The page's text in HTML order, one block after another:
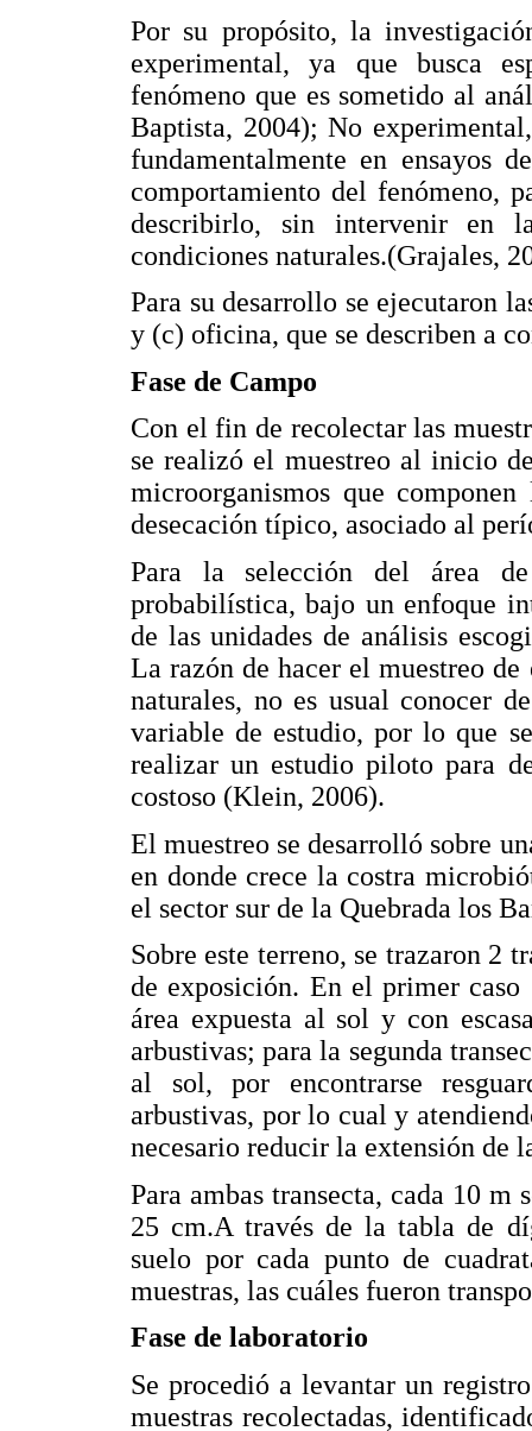
Por su propósito, la
experimental, ya que busca
fenómeno que es sometido al
Baptista, 2004); No
fundamentalmente en ensayos
comportamiento del fenómeno,
describirlo, sin intervenir en
condiciones naturales.(Grajales,
Para su desarrollo se ejecutaron
y (c) oficina, que se describen a
Fase de Campo
Con el fin de recolectar las
se realizó el muestreo al inicio
microorganismos que
desecación típico, asociado al
Para la selección del área
probabilística, bajo un enfoque
de las unidades de análisis
La razón de hacer el muestreo de
naturales, no es usual conocer
variable de estudio, por lo que
realizar un estudio piloto para
costoso (Klein, 2006).
El muestreo se desarrolló sobre
en donde crece la costra
el sector sur de la Quebrada los
Sobre este terreno, se trazaron 2
de exposición. En el primer caso
área expuesta al sol y con
arbustivas; para la segunda
al sol, por encontrarse
arbustivas, por lo cual y
necesario reducir la extensión de
Para ambas transecta, cada 10 m
25 cm.A través de la tabla de
suelo por cada punto de
muestras, las cuáles fueron
Fase de laboratorio
Se procedió a levantar un
muestras recolectadas,